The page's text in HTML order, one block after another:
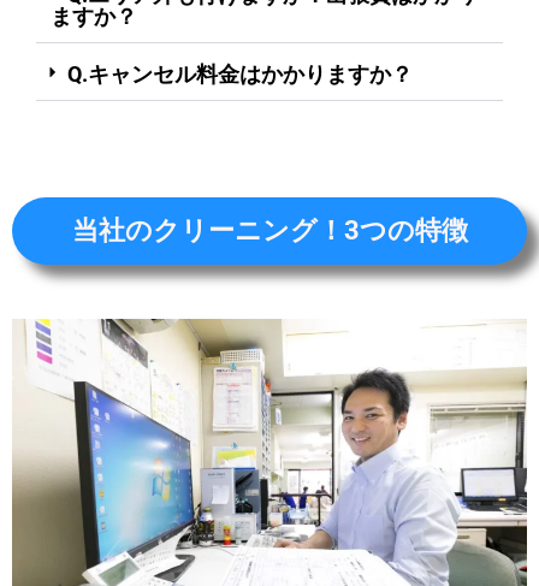
ますか？
Q.キャンセル料金はかかりますか？
当社のクリーニング！3つの特徴